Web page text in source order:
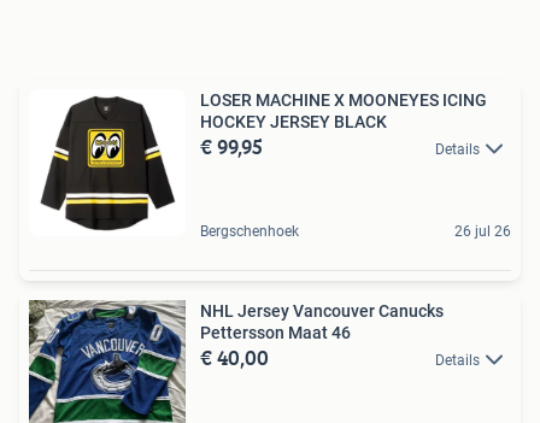
LOSER MACHINE X MOONEYES ICING
HOCKEY JERSEY BLACK
€ 99,95 Details
Bergschenhoek 26 jul 26
NHL Jersey Vancouver Canucks
Pettersson Maat 46
€ 40,00 Details